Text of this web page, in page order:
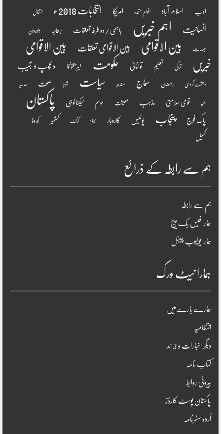
ادب اسلام آباد اقوامِ متحدہ امریکا انتخابات 2018ء انتقال
انسانیت اہم خبریں باہمی / دو طرفہ تعلقات برطانیہ بلوچستان
بھارت بین الاقوامی بین الاقوامی تعلقات
بین الاقوامی
خبریں
ترکی تعلیم توانائی حکومت خیبر پختونخوا دلچسپ و عجیب
دھشت گردی رمضان سماج سندھ سیاست شوبز صحت عدلیہ
عید قومی سلامتی مذہب معیشت موسم ٹیکنالوجی پاکستان
پاک فوج پنجاب پولیس کاروبار کالمز کرکٹ کشمیر کورونا
کھیل
ہم سے رابطہ کے ذرائع
ہم سے رابطہ
ہمارا فیس بک پیج
ہمارا یوٹیوب چینل
ہمارا نیٹ ورک
ہمارے بارے میں
انتظامیہ
دیگر اخبارات و جرائد
کتاب نامہ
بیرونی روابط
پاکستان پوسٹ کارڈز
اُردو سفرنامہ